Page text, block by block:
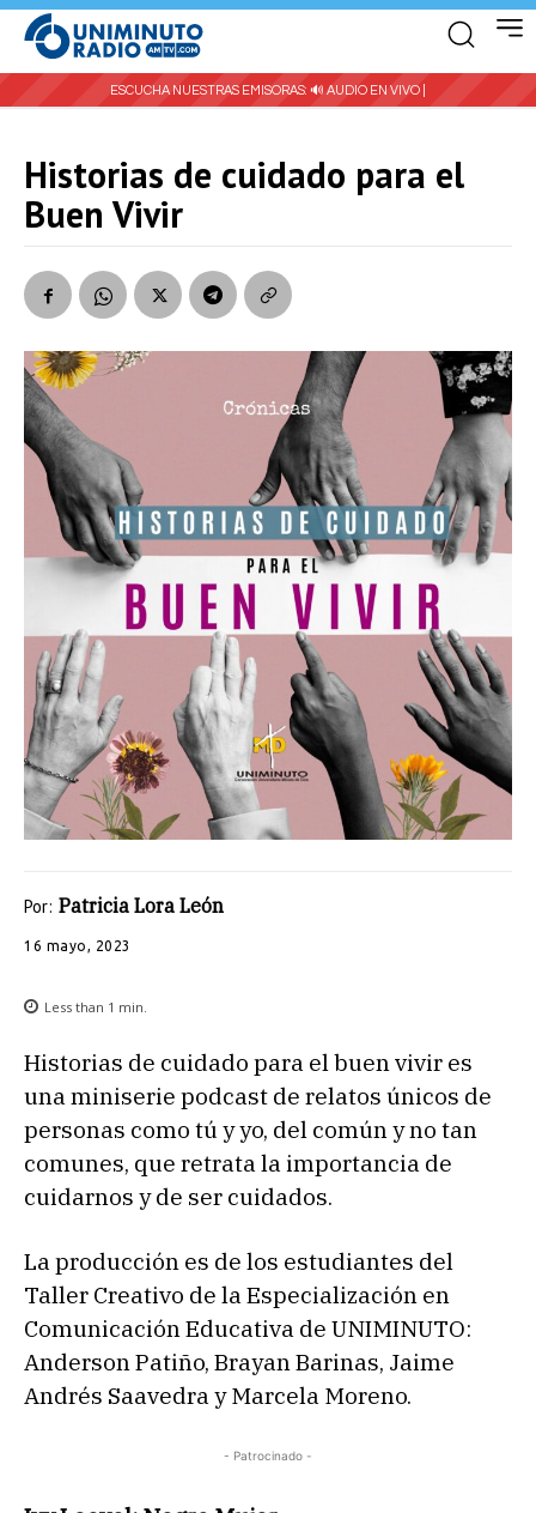
ESCUCHA NUESTRAS EMISORAS: 🔊 AUDIO EN VIVO |
Historias de cuidado para el
Buen Vivir
Por: Patricia Lora León
16 mayo, 2023
Less than 1 min.
Historias de cuidado para el buen vivir es
una miniserie podcast de relatos únicos de
personas como tú y yo, del común y no tan
comunes, que retrata la importancia de
cuidarnos y de ser cuidados.
La producción es de los estudiantes del
Taller Creativo de la Especialización en
Comunicación Educativa de UNIMINUTO:
Anderson Patiño, Brayan Barinas, Jaime
Andrés Saavedra y Marcela Moreno.
- Patrocinado -